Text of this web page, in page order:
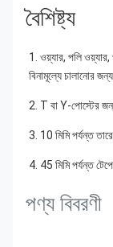
বৈশিষ্ট্য
1. ওয়্যার, পলি ওয়্যার,
বিনামূল্যে চালানোর জন্য
2. T বা Y-পোস্টের
3. 10 মিমি পর্যন্ত
4. 45 মিমি পর্যন্ত
পণ্য বিবরণী